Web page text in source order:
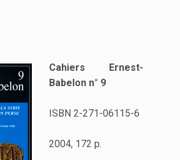
Cahiers Ernest-
Babelon n° 9
ISBN 2-271-06115-6
2004, 172 p.